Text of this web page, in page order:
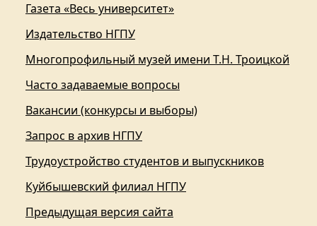
Газета «Весь университет»
Издательство НГПУ
Многопрофильный музей имени Т.Н. Троицкой
Часто задаваемые вопросы
Вакансии (конкурсы и выборы)
Запрос в архив НГПУ
Трудоустройство студентов и выпускников
Куйбышевский филиал НГПУ
Предыдущая версия сайта